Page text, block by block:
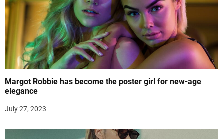
Margot Robbie has become the poster girl for new-age
elegance
July 27, 2023